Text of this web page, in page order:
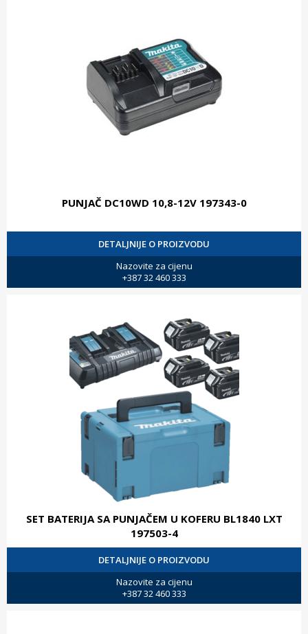
PUNJAČ DC10WD 10,8-12V 197343-0
DETALJNIJE O PROIZVODU
Nazovite za cijenu
+387 32 460 333
SET BATERIJA SA PUNJAČEM U KOFERU BL1840 LXT
197503-4
DETALJNIJE O PROIZVODU
Nazovite za cijenu
+387 32 460 333